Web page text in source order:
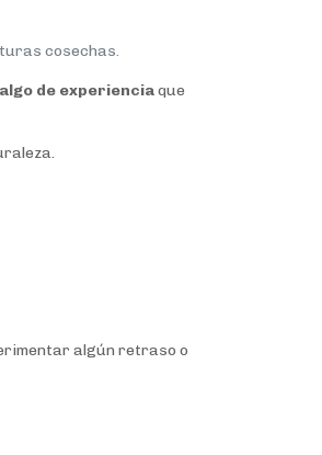
cosechas.
de experienciaque
algún retraso o